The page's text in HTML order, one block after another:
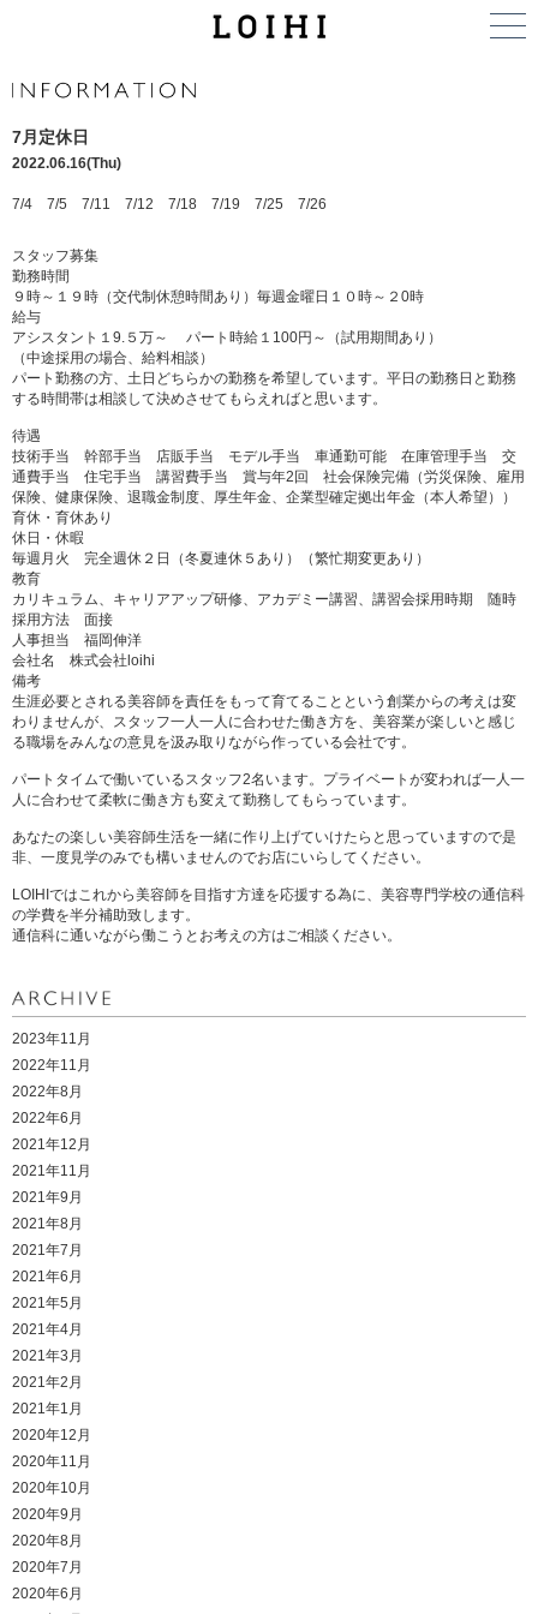
7月定休日
2022.06.16(Thu)
7/4 7/5 7/11 7/12 7/18 7/19 7/25 7/26
スタッフ募集
勤務時間
９時～１９時（交代制休憩時間あり）毎週金曜日１０時～２0時
給与
アシスタント１9.５万～ パート時給１100円～（試用期間あり）
（中途採用の場合、給料相談）
パート勤務の方、土日どちらかの勤務を希望しています。平日の勤務日と勤務
する時間帯は相談して決めさせてもらえればと思います。
待遇
技術手当 幹部手当 店販手当 モデル手当 車通勤可能 在庫管理手当 交
通費手当 住宅手当 講習費手当 賞与年2回 社会保険完備（労災保険、雇用
保険、健康保険、退職金制度、厚生年金、企業型確定拠出年金（本人希望））
育休・育休あり
休日・休暇
毎週月火 完全週休２日（冬夏連休５あり）（繁忙期変更あり）
教育
カリキュラム、キャリアアップ研修、アカデミー講習、講習会採用時期 随時
採用方法 面接
人事担当 福岡伸洋
会社名 株式会社loihi
備考
生涯必要とされる美容師を責任をもって育てることという創業からの考えは変
わりませんが、スタッフ一人一人に合わせた働き方を、美容業が楽しいと感じ
る職場をみんなの意見を汲み取りながら作っている会社です。
パートタイムで働いているスタッフ2名います。プライベートが変われば一人一
人に合わせて柔軟に働き方も変えて勤務してもらっています。
あなたの楽しい美容師生活を一緒に作り上げていけたらと思っていますので是
非、一度見学のみでも構いませんのでお店にいらしてください。
LOIHIではこれから美容師を目指す方達を応援する為に、美容専門学校の通信科
の学費を半分補助致します。
通信科に通いながら働こうとお考えの方はご相談ください。
2023年11月
2022年11月
2022年8月
2022年6月
2021年12月
2021年11月
2021年9月
2021年8月
2021年7月
2021年6月
2021年5月
2021年4月
2021年3月
2021年2月
2021年1月
2020年12月
2020年11月
2020年10月
2020年9月
2020年8月
2020年7月
2020年6月